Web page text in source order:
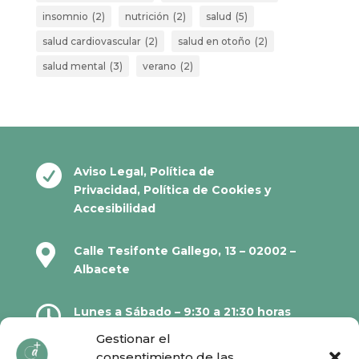
Gestionar el
insomnio (2) nutrición (2) salud (5)
salud cardiovascular (2) salud en otoño (2)
salud mental (3) verano (2)
 Aviso Legal, Política de
Privacidad, Política de Cookies y
Accesibilidad

Calle Tesifonte Gallego, 13 – 02002 –
Albacete
 Lunes a Sábado – 9:30 a 21:30 horas